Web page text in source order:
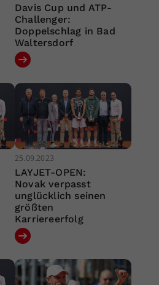
Davis Cup und ATP-
Challenger:
Doppelschlag in Bad
Waltersdorf
25.09.2023
LAYJET-OPEN:
Novak verpasst
unglücklich seinen
größten
Karriereerfolg